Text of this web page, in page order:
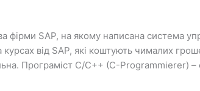
фірми SAP, на якому написана система
від SAP, які коштують чималих
Програміст С/С++ (C-Programmierer)